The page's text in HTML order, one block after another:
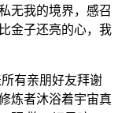
无我的境界，感召
金子还亮的心，我
有亲朋好友拜谢
炼者沐浴着宇宙真